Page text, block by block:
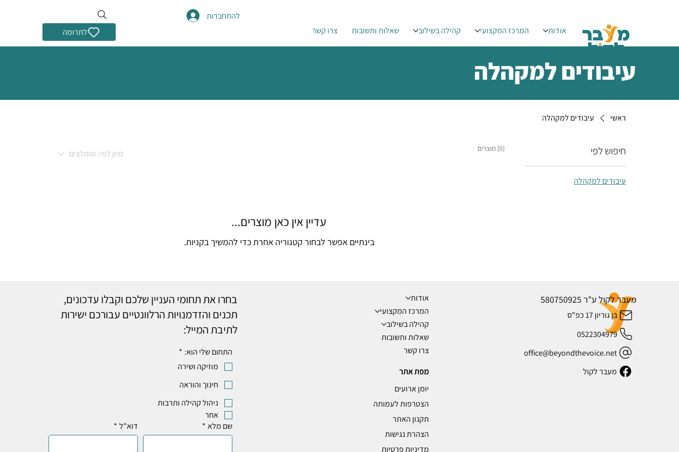
לתרומה אודות המרכז המקצועי קהילה בשילוב שאלות ותשובות צרו קשר
להתחברות
עיבודים למקהלה
ראשי עיבודים למקהלה
חיפוש לפי
עיבודים למקהלה
{0} מוצרים מיון לפי: מומלצים
עדיין אין כאן מוצרים...
בינתיים אפשר לבחור קטגוריה אחרת כדי להמשיך בקניות.
מעבר לקול ע"ר 580750925
בן גוריון 17 כפ"ס
0522304979
office@beyondthevoice.net
מעבר לקול
אודות
המרכז המקצועי
קהילה בשילוב
שאלות ותשובות
צרו קשר
מפת אתר
יומן ארועים
הצטרפות לעמותה
תקנון האתר
הצהרת נגישות
מדיניות פרטיות
בחרו את תחומי העניין שלכם וקבלו עדכונים,
תכנים והזדמנויות הרלוונטיים עבורכם ישירות
לתיבת המייל:
התחום שלי הוא: *
מוזיקה ושירה
חינוך והוראה
ניהול קהילה ותרבות
אחר
שם מלא * דוא"ל *